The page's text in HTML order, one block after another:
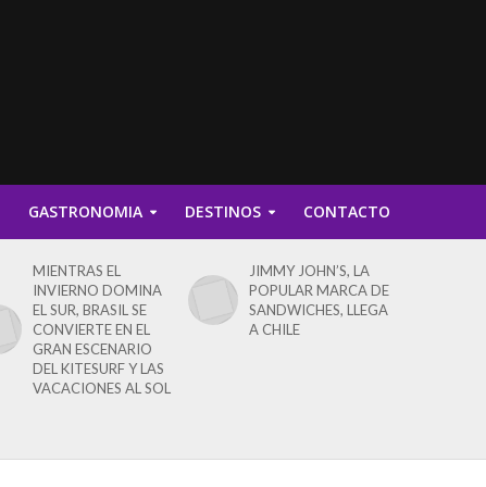
GASTRONOMIA DESTINOS CONTACTO
MIENTRAS EL
INVIERNO DOMINA
EL SUR, BRASIL SE
CONVIERTE EN EL
GRAN ESCENARIO
DEL KITESURF Y LAS
VACACIONES AL SOL
JIMMY JOHN’S, LA
POPULAR MARCA DE
SANDWICHES, LLEGA
A CHILE